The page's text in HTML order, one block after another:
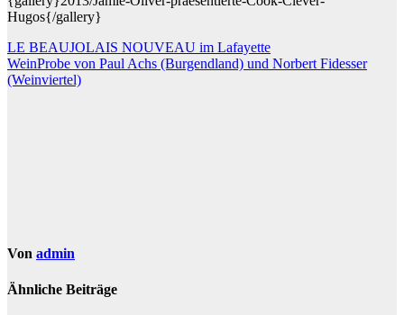
Hugos{/gallery}
Beitragsnavigation
LE BEAUJOLAIS NOUVEAU im Lafayette
WeinProbe von Paul Achs (Burgendland) und Norbert Fidesser
(Weinviertel)
Von admin
Ähnliche Beiträge